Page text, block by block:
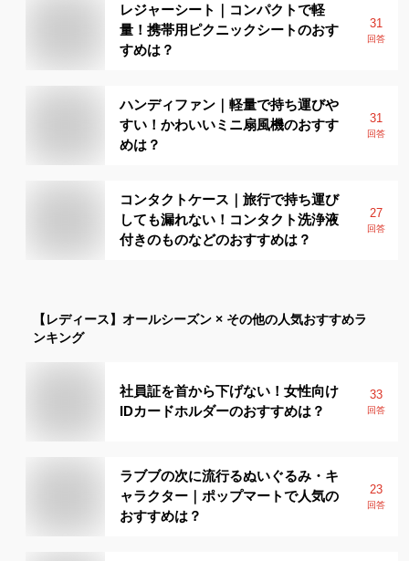
レジャーシート｜コンパクトで軽
量！携帯用ピクニックシートのおす
すめは？
31
回答
ハンディファン｜軽量で持ち運びや
すい！かわいいミニ扇風機のおすす
めは？
31
回答
コンタクトケース｜旅行で持ち運び
しても漏れない！コンタクト洗浄液
付きのものなどのおすすめは？
27
回答
【レディース】 オールシーズン × その他の人気おすすめラ
ンキング
社員証を首から下げない！女性向け
IDカードホルダーのおすすめは？
33
回答
ラブブの次に流行るぬいぐるみ・キ
ャラクター｜ポップマートで人気の
おすすめは？
23
回答